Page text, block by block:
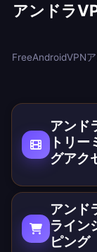
アンドラ
FreeAndroidVPN
アンド
トリー
グアク
アンド
ライン
ピング